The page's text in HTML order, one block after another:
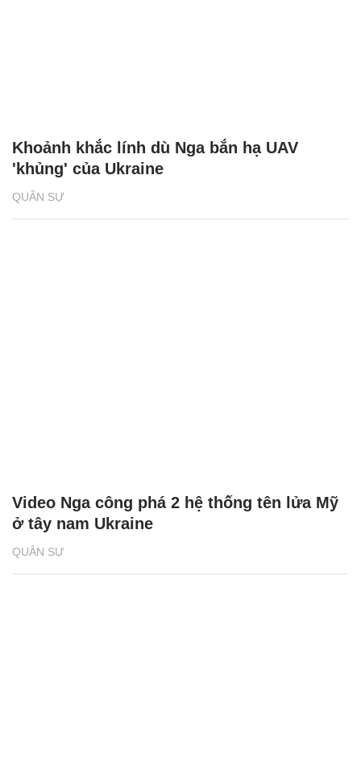
QUÂN SỰ
Khoảnh khắc lính dù Nga bắn hạ UAV
'khủng' của Ukraine
QUÂN SỰ
Video Nga công phá 2 hệ thống tên lửa Mỹ
ở tây nam Ukraine